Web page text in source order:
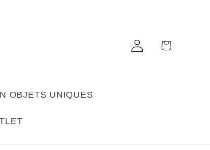
OBJETS UNIQUES
ConnexionPanier